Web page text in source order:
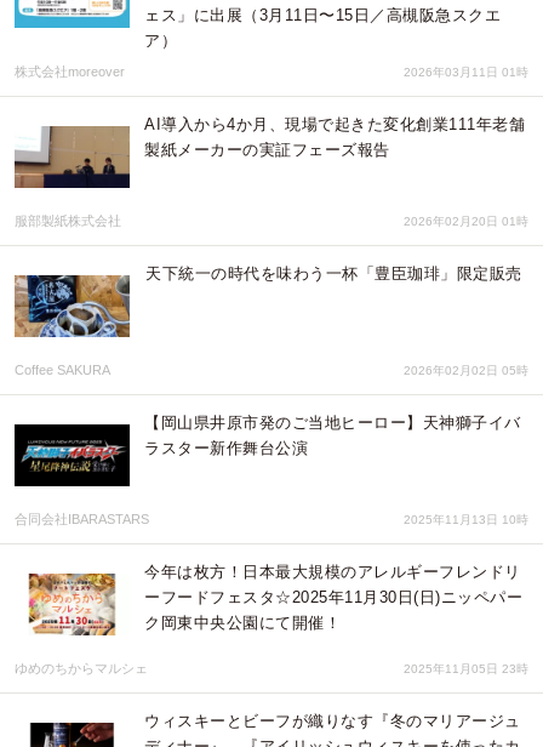
ェス」に出展（3月11日〜15日／高槻阪急スクエ
ア）
株式会社moreover 2026年03月11日 01時
AI導入から4か月、現場で起きた変化創業111年老舗
製紙メーカーの実証フェーズ報告
服部製紙株式会社 2026年02月20日 01時
天下統一の時代を味わう一杯「豊臣珈琲」限定販売
Coffee SAKURA 2026年02月02日 05時
【岡山県井原市発のご当地ヒーロー】天神獅子イバ
ラスター新作舞台公演
合同会社IBARASTARS 2025年11月13日 10時
今年は枚方！日本最大規模のアレルギーフレンドリ
ーフードフェスタ☆2025年11月30日(日)ニッペパー
ク岡東中央公園にて開催！
ゆめのちからマルシェ 2025年11月05日 23時
ウィスキーとビーフが織りなす『冬のマリアージュ